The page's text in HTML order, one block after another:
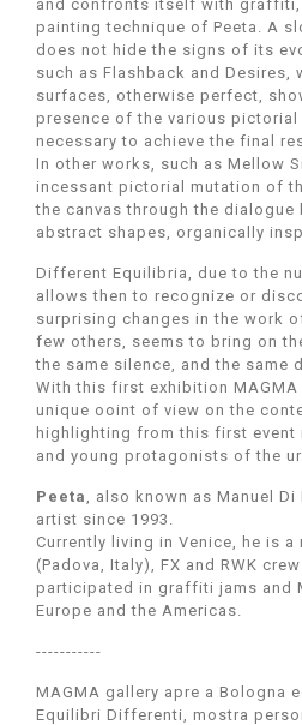
and confronts itself with
painting technique of Peeta. A
does not hide the signs of its
such as Flashback and Desires,
surfaces, otherwise perfect,
presence of the various
necessary to achieve the final
In other works, such as Mellow
incessant pictorial mutation of
the canvas through the dialogue
abstract shapes, organically
Different Equilibria, due to the
allows then to recognize or
surprising changes in the work
few others, seems to bring on
the same silence, and the same
With this first exhibition
unique ooint of view on the
highlighting from this first
and young protagonists of the
Peeta, also known as Manuel
artist since 1993.
Currently living in Venice, he is a
(Padova, Italy), FX and RWK
participated in graffiti jams and
Europe and the Americas.
-----------
MAGMA gallery apre a Bologna
Equilibri Differenti, mostra